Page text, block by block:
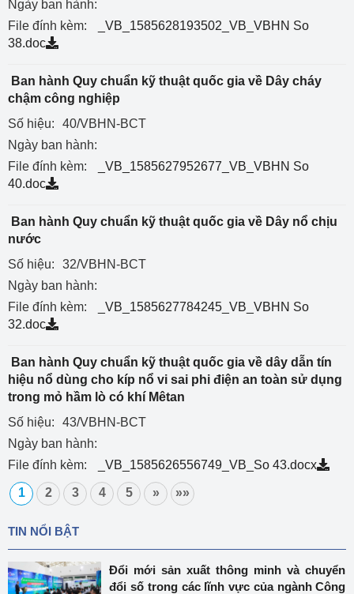
Ngày ban hành:
File đính kèm:
_VB_1585628193502_VB_VBHN So
38.doc
Ban hành Quy chuẩn kỹ thuật quốc gia về Dây cháy
chậm công nghiệp
Số hiệu:
40/VBHN-BCT
Ngày ban hành:
File đính kèm:
_VB_1585627952677_VB_VBHN So
40.doc
Ban hành Quy chuẩn kỹ thuật quốc gia về Dây nổ chịu
nước
Số hiệu:
32/VBHN-BCT
Ngày ban hành:
File đính kèm:
_VB_1585627784245_VB_VBHN So
32.doc
Ban hành Quy chuẩn kỹ thuật quốc gia về dây dẫn tín
hiệu nổ dùng cho kíp nổ vi sai phi điện an toàn sử dụng
trong mỏ hầm lò có khí Mêtan
Số hiệu:
43/VBHN-BCT
Ngày ban hành:
File đính kèm:
_VB_1585626556749_VB_So 43.docx
1 2 3 4 5 » »»
TIN NỔI BẬT
Đổi mới sản xuất thông minh và chuyển
đổi số trong các lĩnh vực của ngành Công